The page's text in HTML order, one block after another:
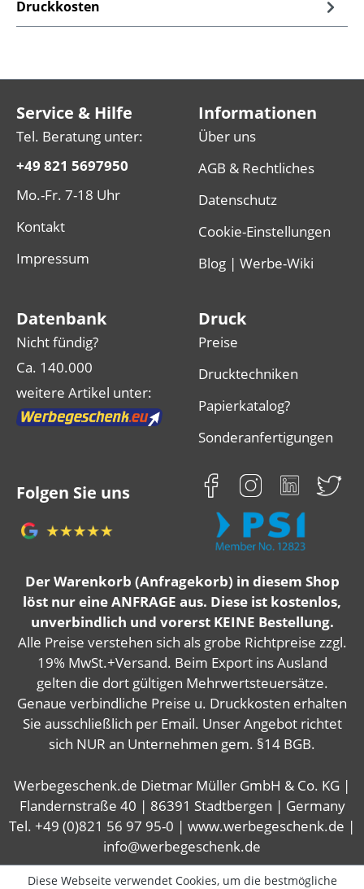
Druckkosten
Service & Hilfe
Tel. Beratung unter:
+49 821 5697950
Mo.-Fr. 7-18 Uhr
Kontakt
Impressum
Informationen
Über uns
AGB & Rechtliches
Datenschutz
Cookie-Einstellungen
Blog | Werbe-Wiki
Datenbank
Nicht fündig?
Ca. 140.000
weitere Artikel unter:
Druck
Preise
Drucktechniken
Papierkatalog?
Sonderanfertigungen
Folgen Sie uns
Der Warenkorb (Anfragekorb) in diesem Shop
löst nur eine ANFRAGE aus. Diese ist kostenlos,
unverbindlich und vorerst KEINE Bestellung.
Alle Preise verstehen sich als grobe Richtpreise zzgl.
19% MwSt.+Versand. Beim Export ins Ausland
gelten die dort gültigen Mehrwertsteuersätze.
Genaue verbindliche Preise u. Druckkosten erhalten
Sie ausschließlich per Email. Unser Angebot richtet
sich NUR an Unternehmen gem. §14 BGB.
Werbegeschenk.de Dietmar Müller GmbH & Co. KG |
Flandernstraße 40 | 86391 Stadtbergen | Germany
Tel. +49 (0)821 56 97 95-0 | www.werbegeschenk.de |
info@werbegeschenk.de
Diese Webseite verwendet Cookies, um die bestmögliche